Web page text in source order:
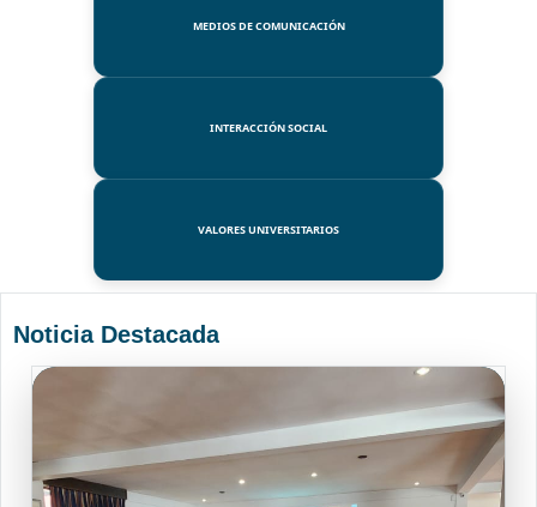
MEDIOS DE COMUNICACIÓN
INTERACCIÓN SOCIAL
VALORES UNIVERSITARIOS
Noticia Destacada